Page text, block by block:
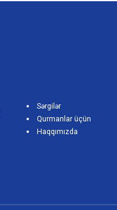
Sərgilər
Qurmanlar üçün
Haqqımızda